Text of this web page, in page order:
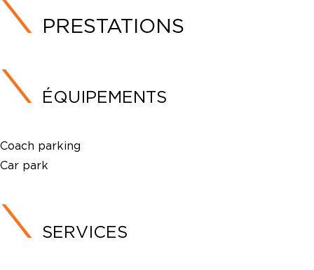
PRESTATIONS
ÉQUIPEMENTS
Coach parking
Car park
SERVICES